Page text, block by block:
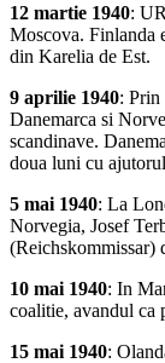
12 martie 1940:
Moscova. Finlanda
din Karelia de Est.
9 aprilie 1940: Prin
Danemarca si
scandinave.
doua luni cu
5 mai 1940: La
Norvegia, Josef
(Reichskommissar)
10 mai 1940: In
coalitie, avandul ca
15 mai 1940: